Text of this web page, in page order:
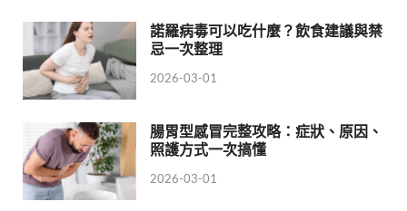
諾羅病毒可以吃什麼？飲食建議與禁
忌一次整理
2026-03-01
腸胃型感冒完整攻略：症狀、原因、
照護方式一次搞懂
2026-03-01